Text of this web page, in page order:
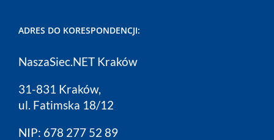
ADRES DO KORESPONDENCJI:
NaszaSiec.NET Kraków
31-831 Kraków,
ul. Fatimska 18/12
NIP: 678 277 52 89